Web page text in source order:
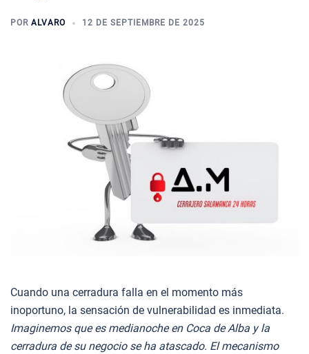
POR ALVARO 12 DE SEPTIEMBRE DE 2025
Cuando una cerradura falla en el momento más
inoportuno, la sensación de vulnerabilidad es inmediata.
Imaginemos que es medianoche en Coca de Alba y la
cerradura de su negocio se ha atascado. El mecanismo